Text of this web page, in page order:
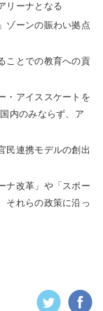
リーナとなる
ゾーンの賑わい拠点
ことでの教育への貢
・アイススケートを
内のみならず、ア
民連携モデルの創出
ナ改革」や「スポー
それらの政策に沿っ